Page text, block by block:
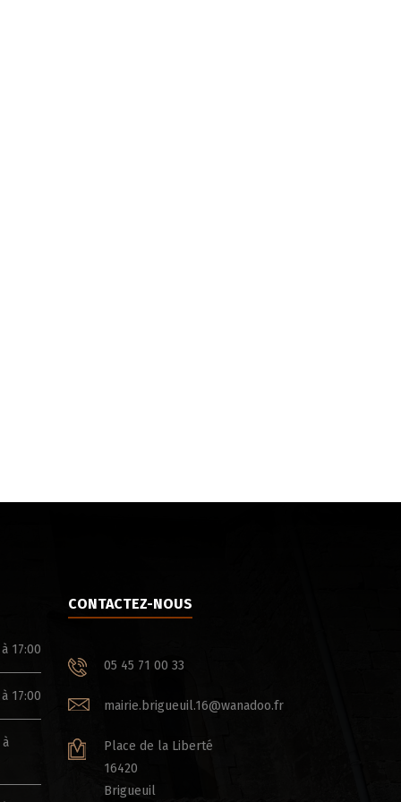
17:00
17:00
CONTACTEZ-NOUS
05 45 71 00 33
mairie.brigueuil.16@wanadoo.fr
Place de la Liberté
16420
Brigueuil